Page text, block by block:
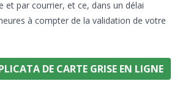
et par courrier, et ce, dans un délai
à compter de la validation de votre
DE CARTE GRISE EN LIGNE